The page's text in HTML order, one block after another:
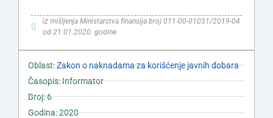
iz mišljenja Ministarstva finansija broj 011-00-01031/2019-04
od 21.01.2020. godine.
Oblast:Zakon o naknadama za korišćenje javnih dobara
Časopis: Informator
Broj: 6
Godina: 2020